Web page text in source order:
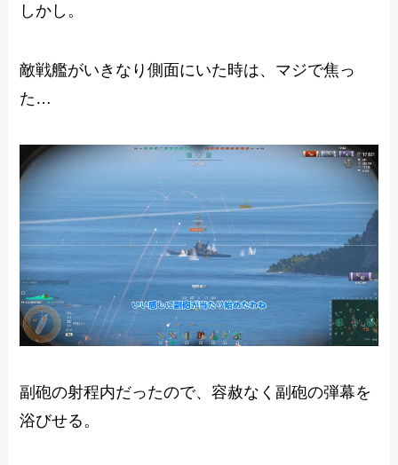
しかし。
敵戦艦がいきなり側面にいた時は、マジで焦っ
た…
副砲の射程内だったので、容赦なく副砲の弾幕を
浴びせる。